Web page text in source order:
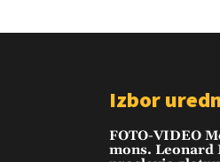
Izbor
FOTO-VIDEO
mons. Leonard